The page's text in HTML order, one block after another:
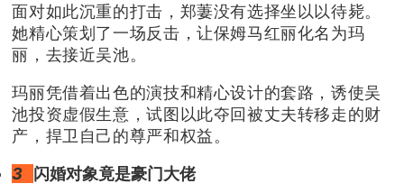
面对如此沉重的打击，郑萋没有选择坐以以待毙。
她精心策划了一场反击，让保姆马红丽化名为玛
丽，去接近吴池。
玛丽凭借着出色的演技和精心设计的套路，诱使吴
池投资虚假生意，试图以此夺回被丈夫转移走的财
产，捍卫自己的尊严和权益。
3 闪婚对象竟是豪门大佬